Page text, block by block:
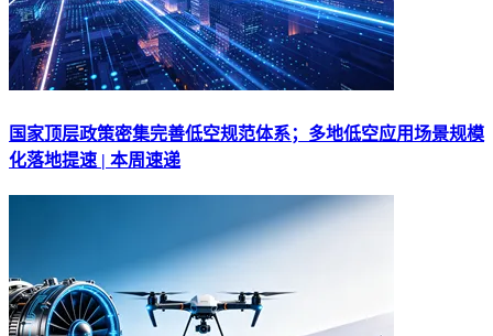
国家顶层政策密集完善低空规范体系；多地低空应用场景规模
化落地提速 | 本周速递